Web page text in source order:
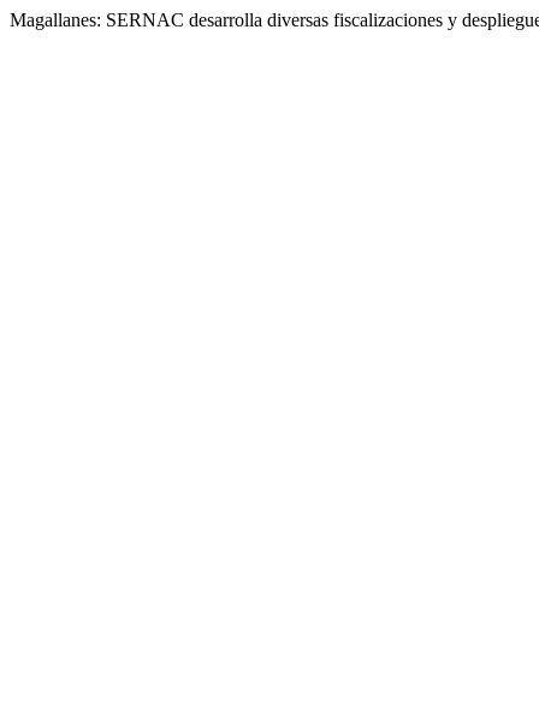
Magallanes: SERNAC desarrolla diversas fiscalizaciones y